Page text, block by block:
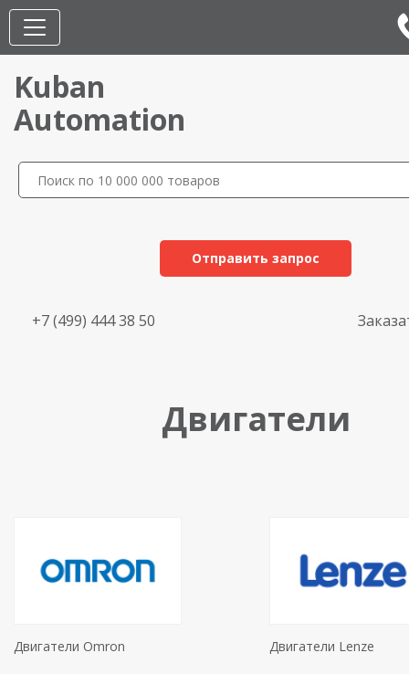
Kuban
Automation
Отправить запрос
+7 (499) 444 38 50
Двигатели
Двигатели Omron Двигатели Lenze